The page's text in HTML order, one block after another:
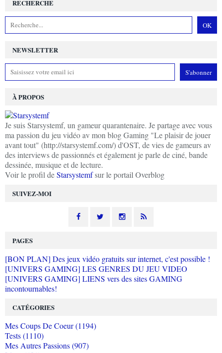
NEWSLETTER
SUIVEZ-MOI
RECHERCHE
À PROPOS
Je suis Starsystemf, un gameur quarantenaire. Je partage avec vous
ma passion du jeu vidéo av mon blog Gaming "Le plaisir de jouer
avant tout" (http://starsystemf.com/) d'OST, de vies de gameurs av
des interviews de passionnés et également je parle de ciné, bande
dessinée, musique et de lecture.
Voir le profil deStarsystemfsur le portail Overblog
PAGES
[BON PLAN] Des jeux vidéo gratuits sur internet, c'est possible !
[UNIVERS GAMING] LES GENRES DU JEU VIDEO
[UNIVERS GAMING] LIENS vers des sites GAMING
incontournables!
CATÉGORIES
Mes Coups De Coeur (1194)
Tests (1110)
Mes Autres Passions (907)